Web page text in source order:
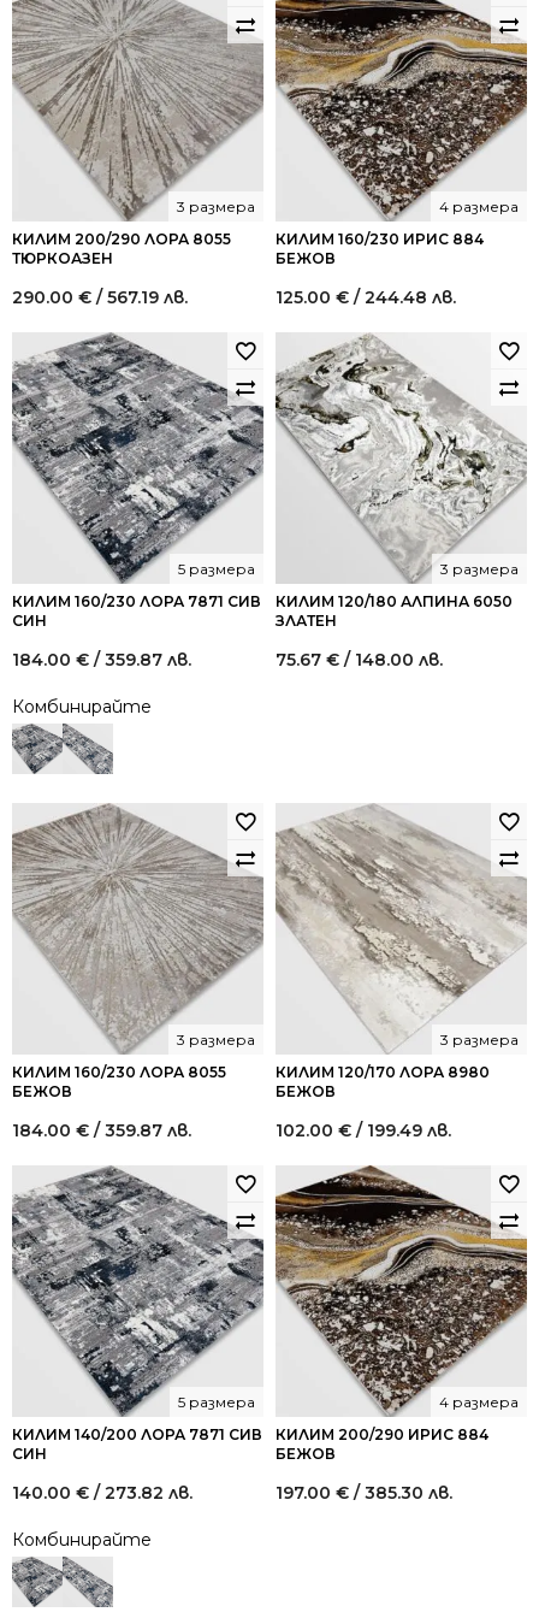
КИЛИМ 200/290 ЛОРА 8055
ТЮРКОАЗЕН
3 размера
290.00 € / 567.19 лв.
КИЛИМ 160/230 ИРИС 884
БЕЖОВ
4 размера
125.00 € / 244.48 лв.
КИЛИМ 160/230 ЛОРА 7871 СИВ
СИН
5 размера
184.00 € / 359.87 лв.
Комбинирайте
КИЛИМ 120/180 АЛПИНА 6050
ЗЛАТЕН
3 размера
75.67 € / 148.00 лв.
КИЛИМ 160/230 ЛОРА 8055
БЕЖОВ
3 размера
184.00 € / 359.87 лв.
КИЛИМ 120/170 ЛОРА 8980
БЕЖОВ
3 размера
102.00 € / 199.49 лв.
КИЛИМ 140/200 ЛОРА 7871 СИВ
СИН
5 размера
140.00 € / 273.82 лв.
Комбинирайте
КИЛИМ 200/290 ИРИС 884
БЕЖОВ
4 размера
197.00 € / 385.30 лв.